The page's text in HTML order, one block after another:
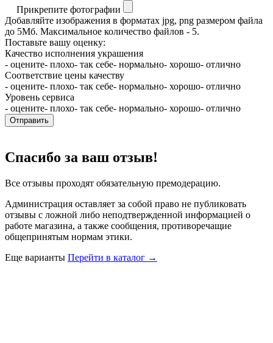
Прикрепите фотографии
Добавляйте изображения в форматах jpg, png размером файла
до 5Мб. Максимальное количество файлов - 5.
Поставьте вашу оценку:
Качество исполнения украшения
- оцените- плохо- так себе- нормально- хорошо- отлично
Соответствие цены качеству
- оцените- плохо- так себе- нормально- хорошо- отлично
Уровень сервиса
- оцените- плохо- так себе- нормально- хорошо- отлично
Отправить
Спасибо за ваш отзыв!
Все отзывы проходят обязательную премодерацию.
Администрация оставляет за собой право не публиковать
отзывы с ложной либо неподтвержденной информацией о
работе магазина, а также сообщения, противоречащие
общепринятым нормам этики.
Еще варианты Перейти в каталог →